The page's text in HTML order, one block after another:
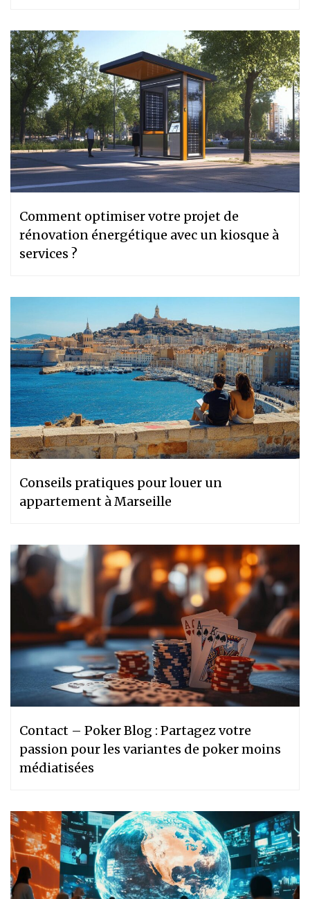
Comment optimiser votre projet de
rénovation énergétique avec un kiosque à
services ?
Conseils pratiques pour louer un
appartement à Marseille
Contact – Poker Blog : Partagez votre
passion pour les variantes de poker moins
médiatisées